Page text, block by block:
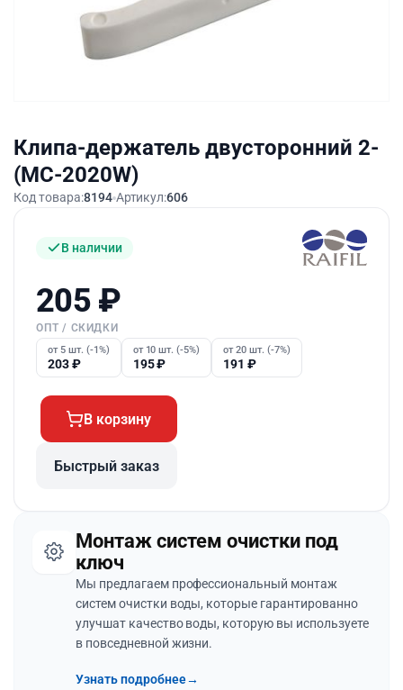
Клипа-держатель двусторонний 2-
(MC-2020W)
Код товара:8194 Артикул:606
В наличии
205 ₽
ОПТ / СКИДКИ
от 5 шт. (-1%)
203₽
от 10 шт. (-5%)
195₽
от 20 шт. (-7%)
191₽
В корзину
Быстрый заказ
Монтаж систем очистки под
ключ
Мы предлагаем профессиональный монтаж
систем очистки воды, которые гарантированно
улучшат качество воды, которую вы используете
в повседневной жизни.
Узнать подробнее→